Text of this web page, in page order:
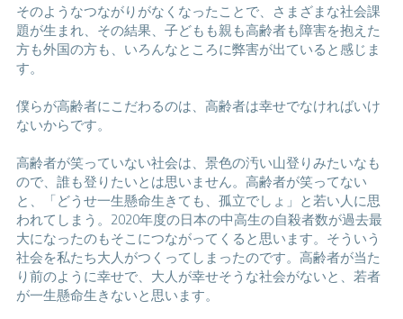
そのようなつながりがなくなったことで、さまざまな社会課
題が生まれ、その結果、子どもも親も高齢者も障害を抱えた
方も外国の方も、いろんなところに弊害が出ていると感じま
す。
僕らが高齢者にこだわるのは、高齢者は幸せでなければいけ
ないからです。
高齢者が笑っていない社会は、景色の汚い山登りみたいなも
ので、誰も登りたいとは思いません。高齢者が笑ってない
と、「どうせ一生懸命生きても、孤立でしょ」と若い人に思
われてしまう。2020年度の日本の中高生の自殺者数が過去最
大になったのもそこにつながってくると思います。そういう
社会を私たち大人がつくってしまったのです。高齢者が当た
り前のように幸せで、大人が幸せそうな社会がないと、若者
が一生懸命生きないと思います。